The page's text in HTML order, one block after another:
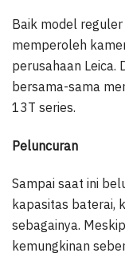
Baik model
memperoleh
perusahaan Leica.
bersama-sama
13T series.
Peluncuran
Sampai saat ini
kapasitas baterai,
sebagainya.
kemungkinan